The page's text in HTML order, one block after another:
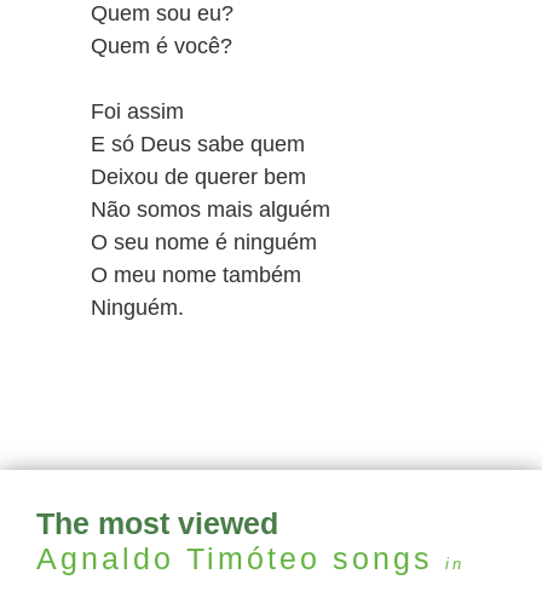
Quem sou eu?
Quem é você?
Foi assim
E só Deus sabe quem
Deixou de querer bem
Não somos mais alguém
O seu nome é ninguém
O meu nome também
Ninguém.
The most viewed
Agnaldo Timóteo songs
in